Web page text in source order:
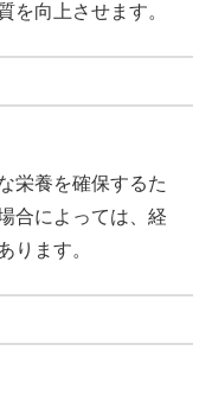
を向上させます。
栄養を確保するた
合によっては、経
ります。